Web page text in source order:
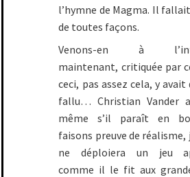
l’hymne de Magma. Il
de toutes façons.
Venons-en à
maintenant, critiquée par
ceci, pas assez cela, y avait
fallu… Christian Vander
même s’il paraît en
faisons preuve de
ne déploiera un jeu
comme il le fit aux